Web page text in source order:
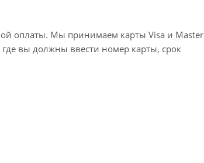
оплаты. Мы принимаем карты Visa и Master
где вы должны ввести номер карты, срок